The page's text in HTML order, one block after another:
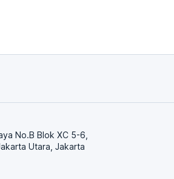
No.B Blok XC 5-6,
Utara, Jakarta